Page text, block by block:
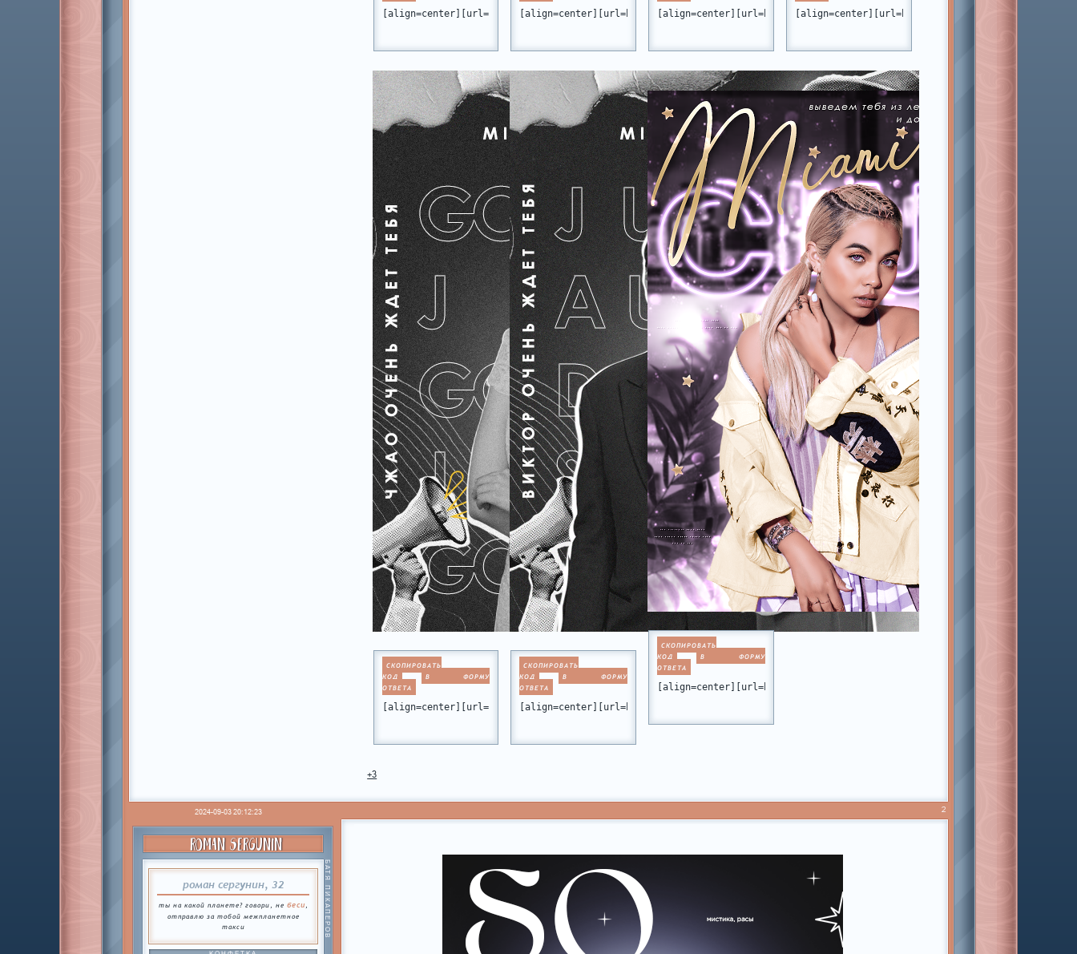
[align=center][url=https://miamiclub.ru/viewtopic.php?id=10&p=2#p411391][img]https://forumstatic.ru/files/001b/c7/a6/
[align=center][url=https://miamiclub.ru/viewtopic.php?id=10#p391574][img]https://forumstatic.ru/
[align=center][url=https://miamiclub.ru/[align=center][url=https://miamiclub.ru/
СКОПИРОВАТЬ
КОД
В ФОРМУ
ОТВЕТА
[align=center][url=https://miamiclub.ru/viewtopic.php?id=10#p344710][img]https://forumstatic.ru/files/001b/c7/a6/
СКОПИРОВАТЬ
КОД
В ФОРМУ
ОТВЕТА
[align=center][url=https://miamiclub.ru/viewtopic.php?id=10#p339066][img]https://forumstatic.ru/
СКОПИРОВАТЬ
КОД
В ФОРМУ
ОТВЕТА
[align=center][url=https://miamiclub.ru/][img]https://forumstatic.ru/
+3
2
2024-09-03 20:12:23
ROMAN SERGUNIN
роман сергунин, 32
ты на какой планете? говори, не беси,
отправлю за тобой межпланетное
такси
БАТЯ ПИКАПЕРОВ